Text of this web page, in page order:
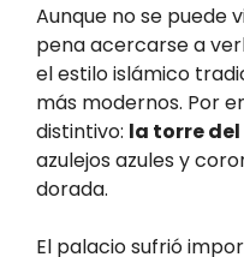
Aunque no se puede
pena acercarse a
el estilo islámico
más modernos. Por
distintivo: la torre
azulejos azules y
dorada.
El palacio sufrió